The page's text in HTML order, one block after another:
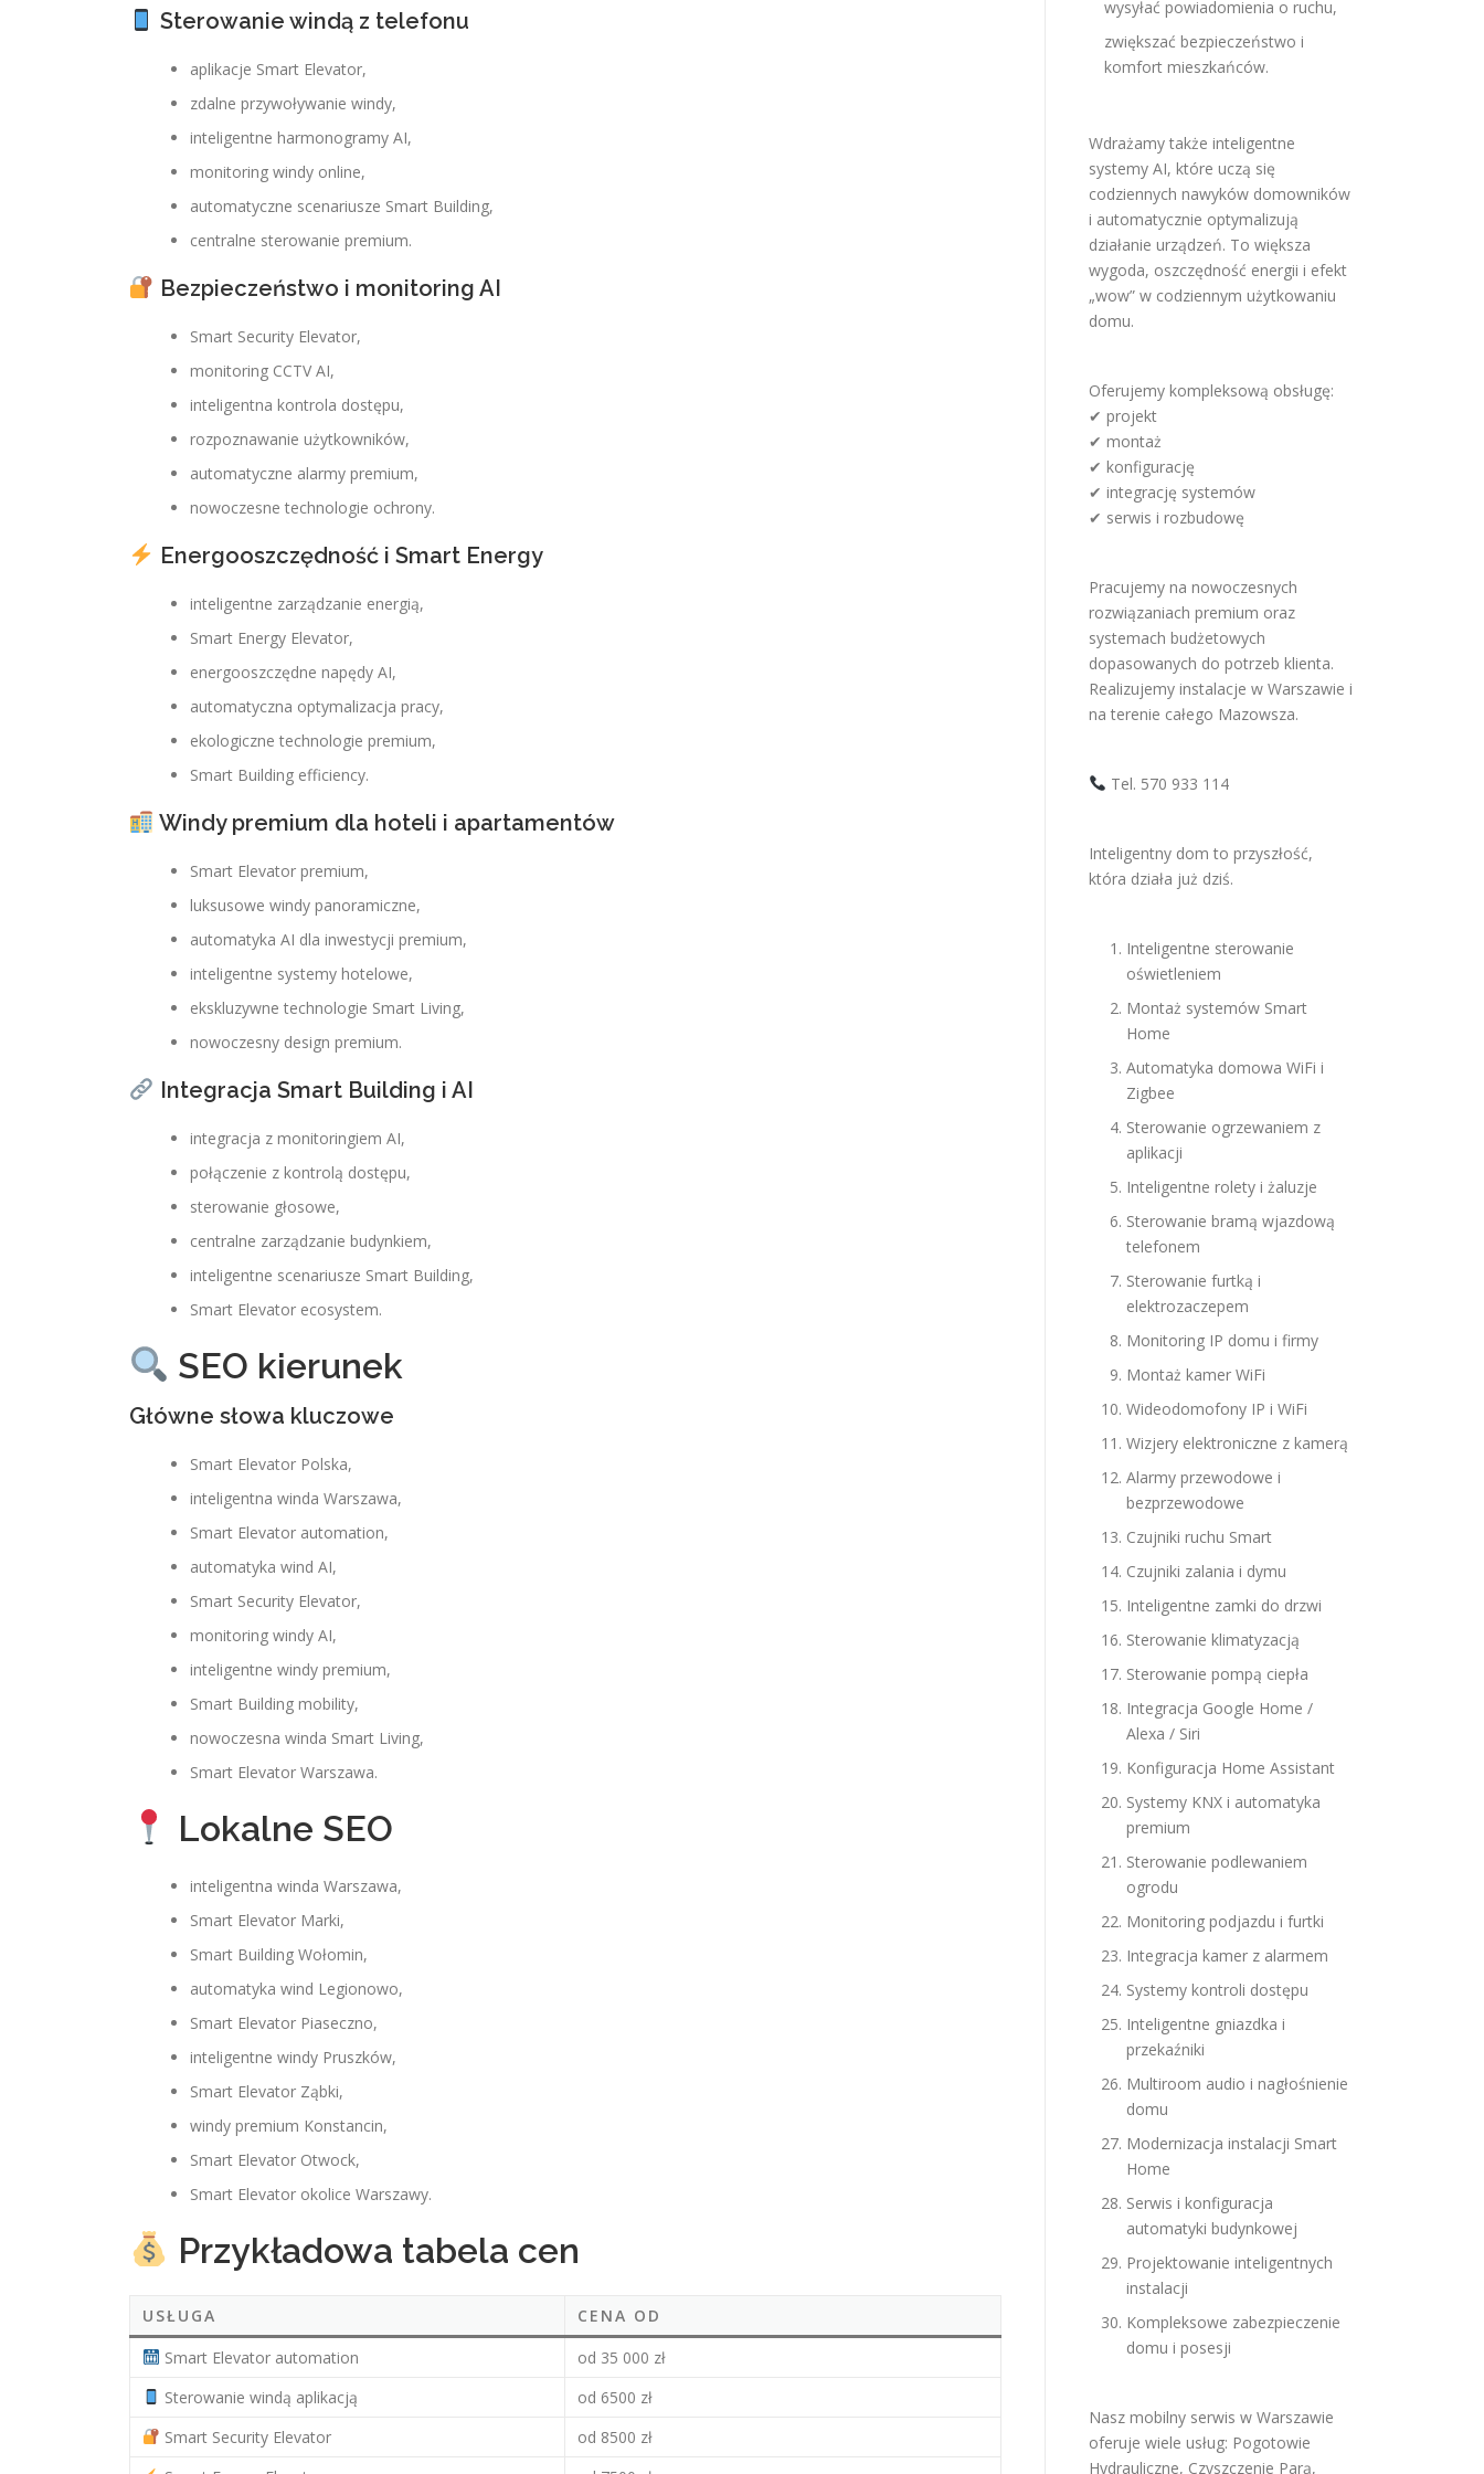
Sterowanie windą z telefonu
aplikacje Smart Elevator,
zdalne przywoływanie windy,
inteligentne harmonogramy AI,
monitoring windy online,
automatyczne scenariusze Smart Building,
centralne sterowanie premium.
Bezpieczeństwo i monitoring AI
Smart Security Elevator,
monitoring CCTV AI,
inteligentna kontrola dostępu,
rozpoznawanie użytkowników,
automatyczne alarmy premium,
nowoczesne technologie ochrony.
Energooszczędność i Smart Energy
inteligentne zarządzanie energią,
Smart Energy Elevator,
energooszczędne napędy AI,
automatyczna optymalizacja pracy,
ekologiczne technologie premium,
Smart Building efficiency.
Windy premium dla hoteli i apartamentów
Smart Elevator premium,
luksusowe windy panoramiczne,
automatyka AI dla inwestycji premium,
inteligentne systemy hotelowe,
ekskluzywne technologie Smart Living,
nowoczesny design premium.
Integracja Smart Building i AI
integracja z monitoringiem AI,
połączenie z kontrolą dostępu,
sterowanie głosowe,
centralne zarządzanie budynkiem,
inteligentne scenariusze Smart Building,
Smart Elevator ecosystem.
SEO kierunek
Główne słowa kluczowe
Smart Elevator Polska,
inteligentna winda Warszawa,
Smart Elevator automation,
automatyka wind AI,
Smart Security Elevator,
monitoring windy AI,
inteligentne windy premium,
Smart Building mobility,
nowoczesna winda Smart Living,
Smart Elevator Warszawa.
Lokalne SEO
inteligentna winda Warszawa,
Smart Elevator Marki,
Smart Building Wołomin,
automatyka wind Legionowo,
Smart Elevator Piaseczno,
inteligentne windy Pruszków,
Smart Elevator Ząbki,
windy premium Konstancin,
Smart Elevator Otwock,
Smart Elevator okolice Warszawy.
Przykładowa tabela cen
USŁUGA
CENA OD
Smart Elevator automation
od 35 000 zł
Sterowanie windą aplikacją
od 6500 zł
Smart Security Elevator
od 8500 zł
wysyłać powiadomienia o ruchu,
zwiększać bezpieczeństwo i
komfort mieszkańców.
Wdrażamy także inteligentne
systemy AI, które uczą się
codziennych nawyków domowników
i automatycznie optymalizują
działanie urządzeń. To większa
wygoda, oszczędność energii i efekt
„wow” w codziennym użytkowaniu
domu.
Oferujemy kompleksową obsługę:
✔ projekt
✔ montaż
✔ konfigurację
✔ integrację systemów
✔ serwis i rozbudowę
Pracujemy na nowoczesnych
rozwiązaniach premium oraz
systemach budżetowych
dopasowanych do potrzeb klienta.
Realizujemy instalacje w Warszawie i
na terenie całego Mazowsza.
Tel. 570 933 114
Inteligentny dom to przyszłość,
która działa już dziś.
Inteligentne sterowanie
oświetleniem
Montaż systemów Smart
Home
Automatyka domowa WiFi i
Zigbee
Sterowanie ogrzewaniem z
aplikacji
Inteligentne rolety i żaluzje
Sterowanie bramą wjazdową
telefonem
Sterowanie furtką i
elektrozaczepem
Monitoring IP domu i firmy
Montaż kamer WiFi
Wideodomofony IP i WiFi
Wizjery elektroniczne z kamerą
Alarmy przewodowe i
bezprzewodowe
Czujniki ruchu Smart
Czujniki zalania i dymu
Inteligentne zamki do drzwi
Sterowanie klimatyzacją
Sterowanie pompą ciepła
Integracja Google Home /
Alexa / Siri
Konfiguracja Home Assistant
Systemy KNX i automatyka
premium
Sterowanie podlewaniem
ogrodu
Monitoring podjazdu i furtki
Integracja kamer z alarmem
Systemy kontroli dostępu
Inteligentne gniazdka i
przekaźniki
Multiroom audio i nagłośnienie
domu
Modernizacja instalacji Smart
Home
Serwis i konfiguracja
automatyki budynkowej
Projektowanie inteligentnych
instalacji
Kompleksowe zabezpieczenie
domu i posesji
Nasz mobilny serwis w Warszawie
oferuje wiele usług: Pogotowie
Hydrauliczne, Czyszczenie Parą,